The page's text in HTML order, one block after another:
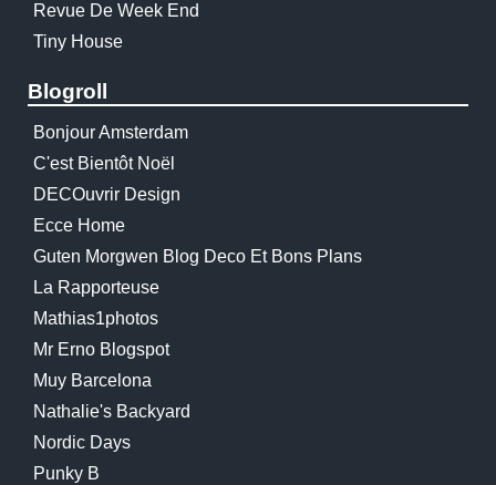
Revue De Week End
Tiny House
Blogroll
Bonjour Amsterdam
C'est Bientôt Noël
DECOuvrir Design
Ecce Home
Guten Morgwen Blog Deco Et Bons Plans
La Rapporteuse
Mathias1photos
Mr Erno Blogspot
Muy Barcelona
Nathalie's Backyard
Nordic Days
Punky B